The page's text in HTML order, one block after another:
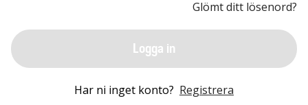
Glömt ditt lösenord?
Logga in
Har ni inget konto? Registrera